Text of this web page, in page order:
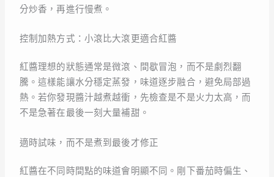
分炒香，再進行慢煮。
控制加熱方式：小滾比大滾更適合紅醬
紅醬理想的狀態通常是微滾、間歇冒泡，而不是劇烈翻
騰。這樣能讓水分穩定蒸發，味道逐步融合，避免局部過
熱。若你發現醬汁越煮越衝，先檢查是不是火力太高，而
不是急著在最後一刻大量補甜。
適時試味，而不是煮到最後才修正
紅醬在不同時間點的味道會明顯不同。剛下番茄時偏生、